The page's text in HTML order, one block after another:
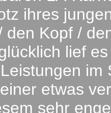
ihres
den Kopf /
lief
etwas
sehr